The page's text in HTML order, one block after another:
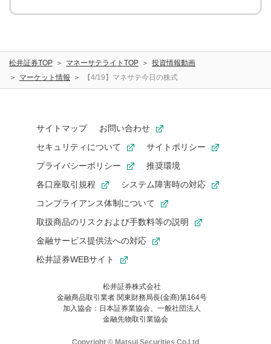
松井証券TOP マネーサテライトTOP
投資情報動画
マーケット情報
【4/19】マネサテ今日の株式
サイトマップ
お問い合わせ
セキュリティについて
サイトポリシー
プライバシーポリシー
推奨環境
各口座取引規程
システム障害時の対応
コンプライアンス体制について
取扱商品のリスクおよび手数料等の説明
金融サービス提供法への対応
松井証券WEBサイト
松井証券株式会社
金融商品取引業者 関東財務局長(金商)第164号
加入協会：日本証券業協会、一般社団法人
金融先物取引業協会
Copyright © Matsui Securities Co,Ltd
お気に入り機能は松井証券の会員限定の機能です。
お気に入り登録いただくと、後からいつでもお気に入りのコンテ
ンツを一覧でご確認いただけます。
ご利用いただくには口座開設が必要です。